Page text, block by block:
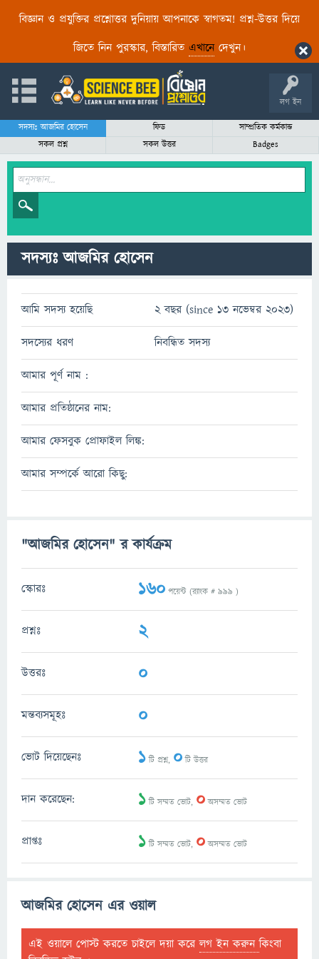
বিজ্ঞান ও প্রযুক্তির প্রশ্নোত্তর দুনিয়ায় আপনাকে স্বাগতম! প্রশ্ন-উত্তর দিয়ে
জিতে নিন পুরস্কার, বিস্তারিত এখানেদেখুন।
লগ ইন
সদস্যঃ আজমির হোসেন ফিড
সাম্প্রতিক কর্মকান্ড
সকল প্রশ্ন
সকল উত্তর Badges
সদস্যঃ আজমির হোসেন
আমি সদস্য হয়েছি 2 বছর (since 13 নভেম্বর 2023)
সদস্যের ধরণ নিবন্ধিত সদস্য
আমার পূর্ণ নাম :
আমার প্রতিষ্ঠানের নাম:
আমার ফেসবুক প্রোফাইল লিঙ্ক:
আমার সম্পর্কে আরো কিছু:
"আজমির হোসেন" র কার্যক্রম
স্কোরঃ 160 পয়েন্ট (র‌্যাংক # 999 )
প্রশ্নঃ 2
উত্তরঃ 0
মন্তব্যসমূহঃ 0
ভোট দিয়েছেনঃ 1টি প্রশ্ন, 0টি উত্তর
দান করেছেন: 1টি সম্মত ভোট, 0অসম্মত ভোট
প্রাপ্তঃ 1টি সম্মত ভোট, 0অসম্মত ভোট
আজমির হোসেন এর ওয়াল
এই ওয়ালে পোস্ট করতে চাইলে দয়া করেলগ ইন করুনকিংবা